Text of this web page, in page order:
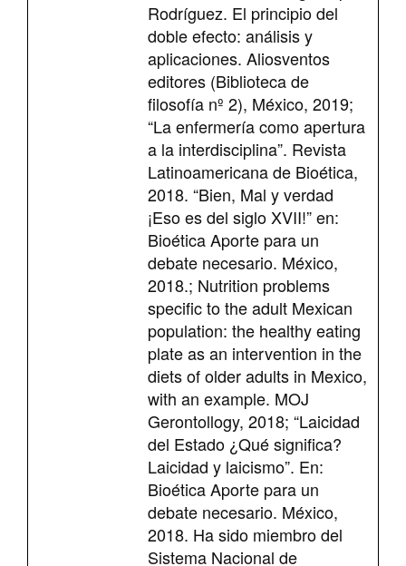
Rodríguez. El principio del
doble efecto: análisis y
aplicaciones. Aliosventos
editores (Biblioteca de
filosofía nº 2), México, 2019;
“La enfermería como apertura
a la interdisciplina”. Revista
Latinoamericana de Bioética,
2018. “Bien, Mal y verdad
¡Eso es del siglo XVII!” en:
Bioética Aporte para un
debate necesario. México,
2018.; Nutrition problems
specific to the adult Mexican
population: the healthy eating
plate as an intervention in the
diets of older adults in Mexico,
with an example. MOJ
Gerontollogy, 2018; “Laicidad
del Estado ¿Qué significa?
Laicidad y laicismo”. En:
Bioética Aporte para un
debate necesario. México,
2018. Ha sido miembro del
Sistema Nacional de